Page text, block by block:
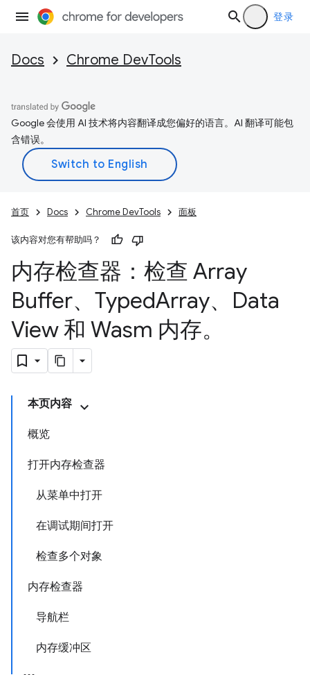
登录
Docs Chrome DevTools
Google 会使用 AI 技术将内容翻译成您偏好的语言。AI 翻译可能包
含错误。
首页 Docs Chrome DevTools 面板
该内容对您有帮助吗？
内存检查器：检查 Array
Buffer、TypedArray、Data
View 和 Wasm 内存。
本页内容
概览
打开内存检查器
从菜单中打开
在调试期间打开
检查多个对象
内存检查器
导航栏
内存缓冲区